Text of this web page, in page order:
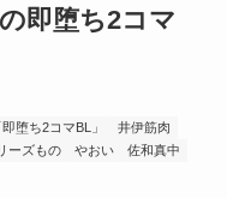
即堕ち2コマ
堕ち2コマBL」
井伊筋肉
ーズもの やおい 佐和真中